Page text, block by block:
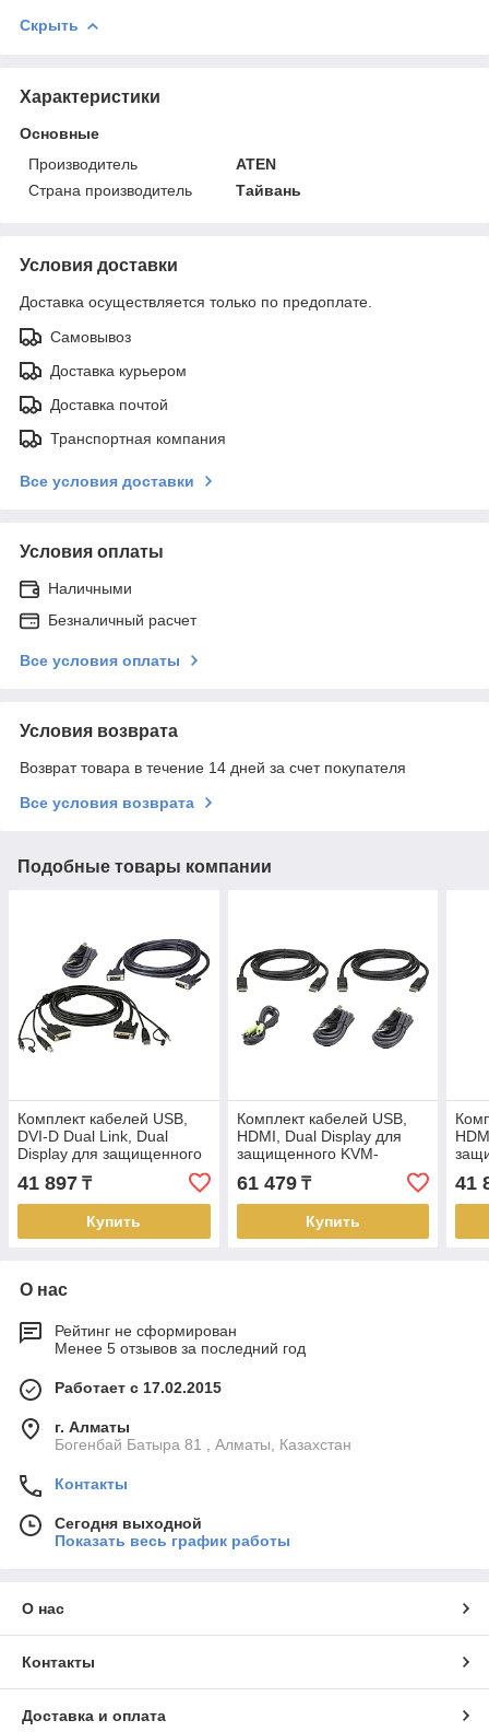
Скрыть
Характеристики
Основные
Производитель
ATEN
Страна производитель
Тайвань
Условия доставки
Доставка осуществляется только по предоплате.
Самовывоз
Доставка курьером
Доставка почтой
Транспортная компания
Все условия доставки
Условия оплаты
Наличными
Безналичный расчет
Все условия оплаты
Условия возврата
Возврат товара в течение 14 дней за счет покупателя
Все условия возврата
Подобные товары компании
Комплект кабелей USB,
DVI-D Dual Link, Dual
Display для защищенного
KVM-переключателя
(1.8м) 2L-7D02UDX3 ATEN
41 897 ₸
Купить
Комплект кабелей USB,
HDMI, Dual Display для
защищенного KVM-
переключателя (3м) 2L-
7D03UHX5 ATEN
61 479₸
Купить
41
О нас
Рейтинг не сформирован
Менее 5 отзывов за последний год
Работает с 17.02.2015
г. Алматы
Богенбай Батыра 81 , Алматы, Казахстан
Контакты
Сегодня выходной
Показать весь график работы
О нас
Контакты
Доставка и оплата